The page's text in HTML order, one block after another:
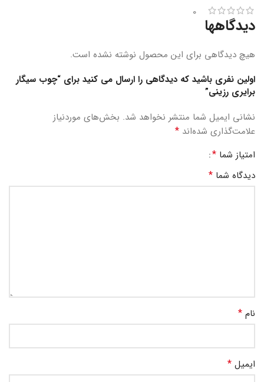
0
دیدگاهها
هیچ دیدگاهی برای این محصول نوشته نشده است.
اولین نفری باشید که دیدگاهی را ارسال می کنید برای “چوب سیگار
برایری رزینی”
نشانی ایمیل شما منتشر نخواهد شد. بخش‌های موردنیاز
علامت‌گذاری شده‌اند *
امتیاز شما *
دیدگاه شما *
نام *
ایمیل *